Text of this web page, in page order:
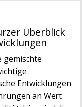
Überblick
gemischte
Entwicklungen
an Wert